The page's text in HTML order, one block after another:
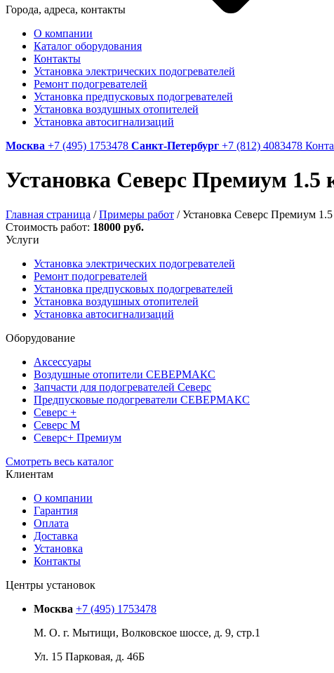
Города, адреса, контакты
О компании
Каталог оборудования
Контакты
Установка электрических подогревателей
Ремонт подогревателей
Установка предпусковых подогревателей
Установка воздушных отопителей
Установка автосигнализаций
Москва +7 (495) 1753478 Санкт-Петербург +7 (812) 4083478
Установка Северс Премиум 1.5
Главная страница / Примеры работ / Установка Северс Премиум
Стоимость работ: 18000 руб.
Услуги
Установка электрических подогревателей
Ремонт подогревателей
Установка предпусковых подогревателей
Установка воздушных отопителей
Установка автосигнализаций
Оборудование
Аксессуары
Воздушные отопители СЕВЕРМАКС
Запчасти для подогревателей Северс
Предпусковые подогреватели СЕВЕРМАКС
Северс +
Северс М
Северс+ Премиум
Смотреть весь каталог
Клиентам
О компании
Гарантия
Оплата
Доставка
Установка
Контакты
Центры установок
Москва +7 (495) 1753478
М. О. г. Мытищи, Волковское шоссе, д. 9, стр.1
Ул. 15 Парковая, д. 46Б